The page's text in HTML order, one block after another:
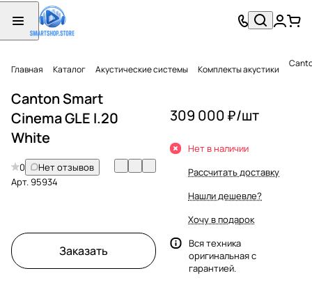
Главная Каталог Акустические системы Комплекты акустики
Canton Smart
Cinema GLE I.20
White
0
Нет отзывов
Арт.95934
Заказать
309 000 ₽/шт
Нет в наличии
Рассчитать доставку
Нашли дешевле?
Хочу в подарок
Вся техника
оригинальная с
гарантией.